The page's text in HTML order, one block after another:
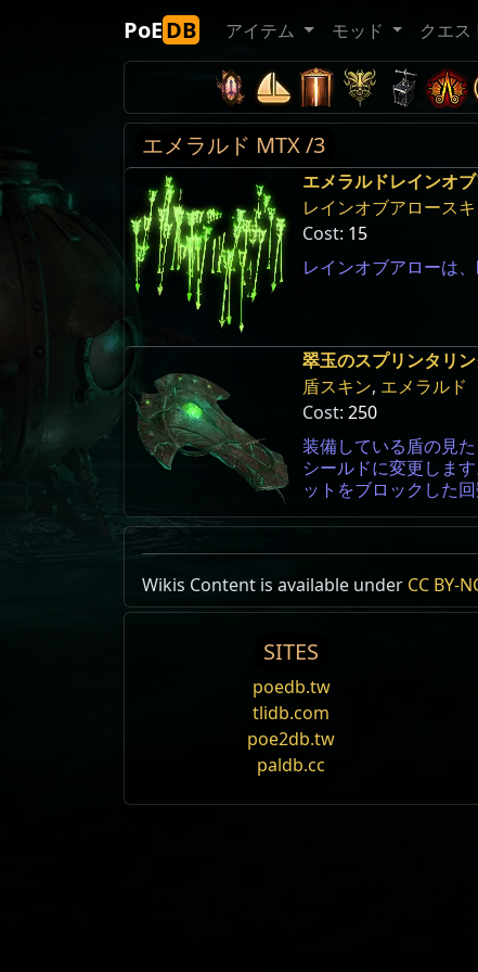
PoEDB アイテム モッド クエス
エメラルド MTX /3
エメラルドレインオ
レインオブアロース
Cost: 15
レインオブアローは
翠玉のスプリンタリ
盾スキン, エメラルド
Cost: 250
装備している盾の見
シールドに変更しま
ットをブロックした
Wikis Content is available under CC BY-
SITES
poedb.tw
tlidb.com
poe2db.tw
paldb.cc